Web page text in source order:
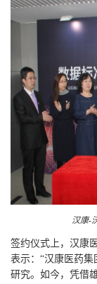
汉康-
签约仪式上，汉康
表示：“汉康医药
研究。如今，凭借